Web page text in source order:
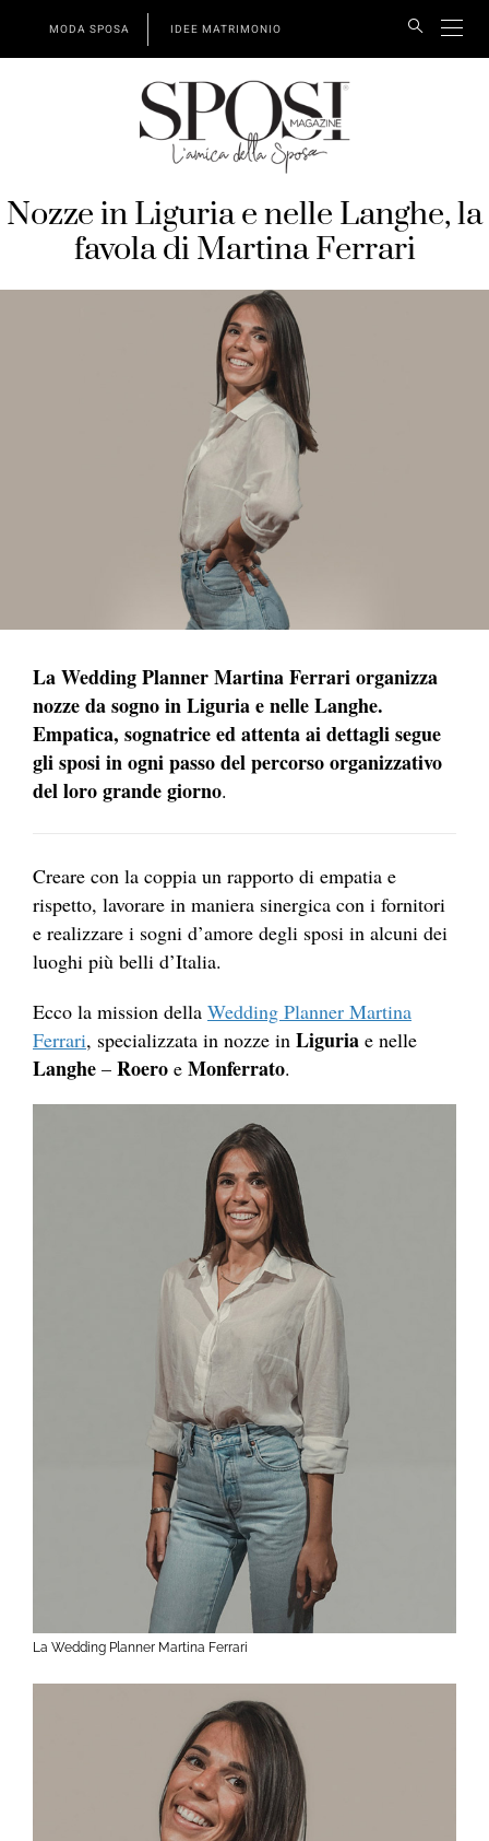
MODA SPOSA IDEE MATRIMONIO
Nozze in Liguria e nelle Langhe, la
favola di Martina Ferrari
La Wedding Planner Martina Ferrari organizza
nozze da sogno in Liguria e nelle Langhe.
Empatica, sognatrice ed attenta ai dettagli segue
gli sposi in ogni passo del percorso organizzativo
del loro grande giorno.
Creare con la coppia un rapporto di empatia e
rispetto, lavorare in maniera sinergica con i fornitori
e realizzare i sogni d’amore degli sposi in alcuni dei
luoghi più belli d’Italia.
Ecco la mission della Wedding Planner Martina
Ferrari, specializzata in nozze in Liguria e nelle
Langhe – Roero e Monferrato.
La Wedding Planner Martina Ferrari